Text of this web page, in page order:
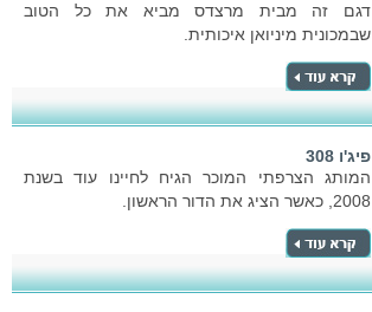
דגם זה מבית מרצדס מביא את כל הטוב
שבמכונית מיניואן איכותית.
פיג'ו 308
המותג הצרפתי המוכר הגיח לחיינו עוד בשנת
2008, כאשר הציג את הדור הראשון.